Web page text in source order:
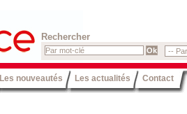
Rechercher
Les nouveautés Les actualités Contact